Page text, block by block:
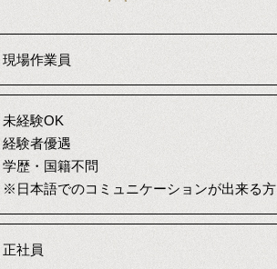
現場作業員
未経験OK
経験者優遇
学歴・国籍不問
※日本語でのコミュニケーションが出来る方
正社員